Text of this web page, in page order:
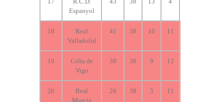
Espanyol
18
Real
Valladolid
41 38 10 11
19
Celta de
Vigo
39 38 9 12
20
Real
Murcia
26 38 5 11